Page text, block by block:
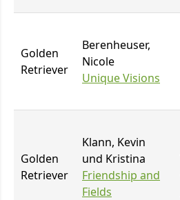
Golden
Retriever
Berenheuser,
Nicole
Unique Visions
Golden
Retriever
Klann, Kevin
und Kristina
Friendship and
Fields